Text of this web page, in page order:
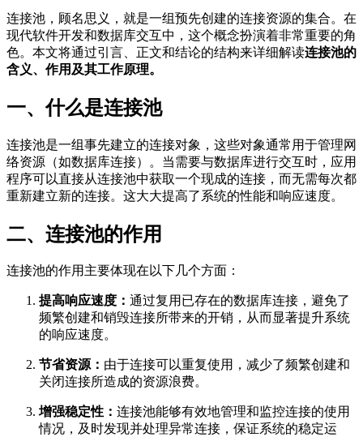
连接池，顾名思义，就是一组预先创建的连接资源的集合。在
现代软件开发和数据库交互中，这个概念扮演着非常重要的角
色。本文将通过引言、正文和结论的结构来详细解读连接池的
含义、作用及其工作原理。
一、什么是连接池
连接池是一组事先建立的连接对象，这些对象通常用于管理网
络资源（如数据库连接）。当需要与数据库进行交互时，应用
程序可以直接从连接池中获取一个现成的连接，而无需每次都
重新建立新的连接。这大大提高了系统的性能和响应速度。
二、连接池的作用
连接池的作用主要体现在以下几个方面：
提高响应速度： 通过复用已存在的数据库连接，避免了
频繁创建和销毁连接所带来的开销，从而显著提升系统
的响应速度。
节省资源： 由于连接可以重复使用，减少了频繁创建和
关闭连接所造成的资源浪费。
增强稳定性： 连接池能够有效地管理和监控连接的使用
情况，及时发现并处理异常连接，保证系统的稳定运